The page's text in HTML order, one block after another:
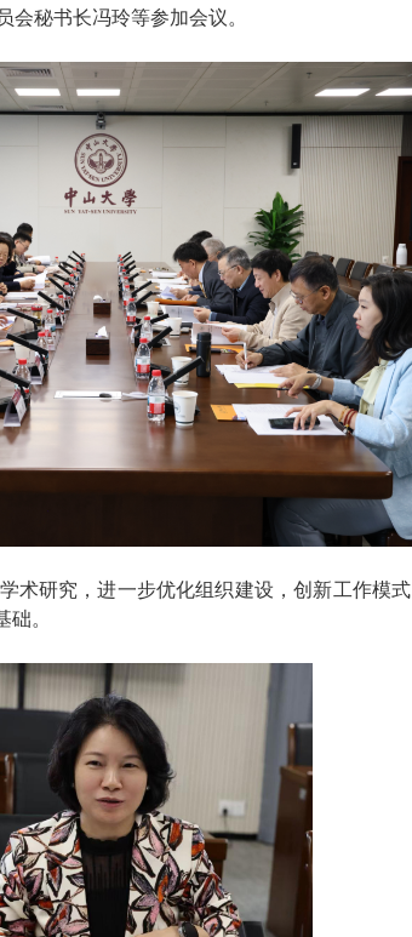
会秘书长冯玲等参加会议。
术研究，进一步优化组织建设，创新工作模
础。